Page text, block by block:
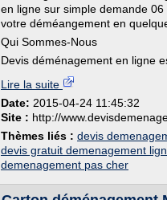
en ligne sur simple demande
votre déméangement en
Qui Sommes-Nous
Devis déménagement en ligne
Lire la suite
Date: 2015-04-24 11:45:32
Site : http://
Thèmes liés : devis
devis gratuit demenagement
demenagement pas cher